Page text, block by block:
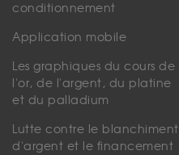
conditionnement
Application mobile
Les graphiques du cours de
l'or, de l'argent, du platine
et du palladium
Lutte contre le blanchiment
d'argent et le financement